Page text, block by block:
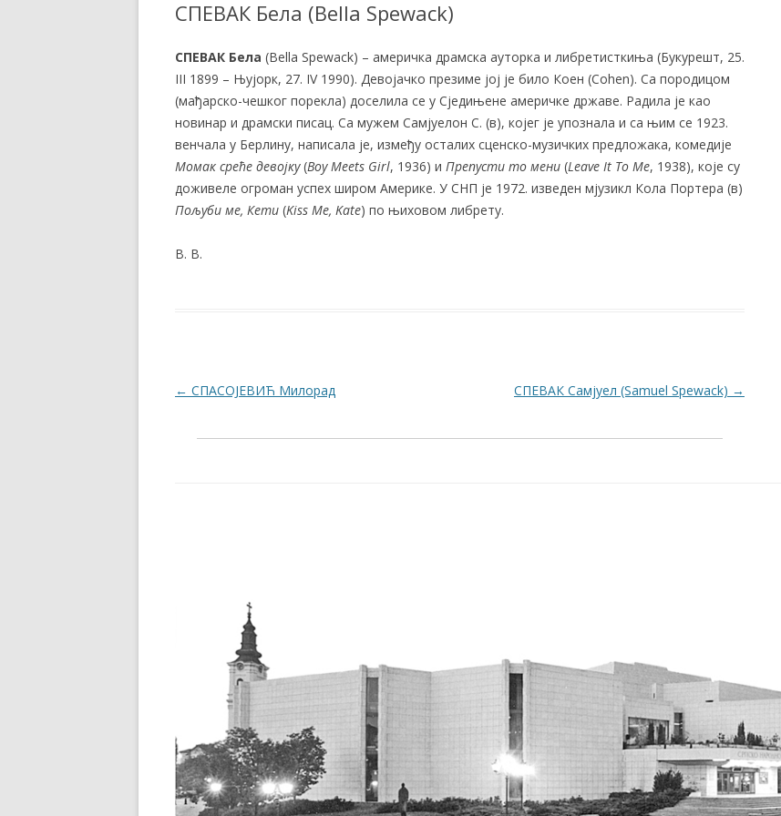
СПЕВАК Бела (Bella Spewack)
СПЕВАК Бела (Bella Spewack) – америчка драмска ауторка и либретисткиња (Букурешт, 25.
III 1899 – Њујорк, 27. IV 1990). Девојачко презиме јој је било Коен (Cohen). Са породицом
(мађарско-чешког порекла) доселила се у Сједињене америчке државе. Радила је као
новинар и драмски писац. Са мужем Самјуелон С. (в), којег је упознала и са њим се 1923.
венчала у Берлину, написала је, између осталих сценско-музичких предложака, комедије
Момак среће девојку(Boy Meets Girl, 1936) и Препусти то мени (Leave It To Me, 1938), које су
доживеле огроман успех широм Америке. У СНП је 1972. изведен мјузикл Кола Портера (в)
Пољуби ме, Кети (Kiss Me, Kate) по њиховом либрету.
В. В.
Post navigation
← СПАСОЈЕВИЋ Милорад СПЕВАК Самјуел (Samuel Spewack) →